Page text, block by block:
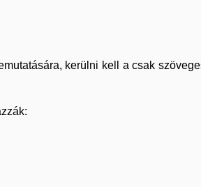
kerülni kell a csak